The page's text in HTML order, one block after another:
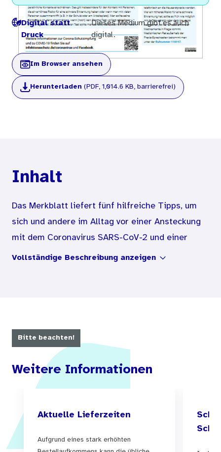
Digital statt
Druck
Dieses Medium gibt es auch
digital.
Im Browser ansehen
Herunterladen (PDF, 1,014.6 KB, barrierefrei)
Inhalt
Das Merkblatt liefert fünf hilfreiche Tipps, um
sich und andere im Alltag vor einer Ansteckung
mit dem Coronavirus SARS-CoV-2 und einer
schweren Erkrankung an COVID-19 zu schützen.
Vollständige Beschreibung anzeigen
Bitte beachten!
Weitere Informationen
Aktuelle Lieferzeiten
Aufgrund eines stark erhöhten